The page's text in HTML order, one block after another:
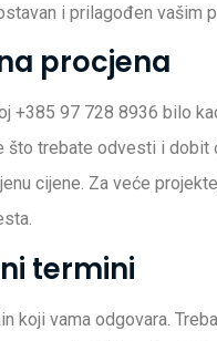
i prilagođen vašim
procjena
+385 97 728 8936 bilo
što trebate odvesti i dobit
cijene. Za veće
termini
koji vama odgovara.